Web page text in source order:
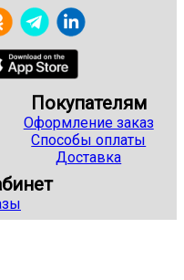
Покупателям
Оформление заказ
Способы оплаты
Доставка